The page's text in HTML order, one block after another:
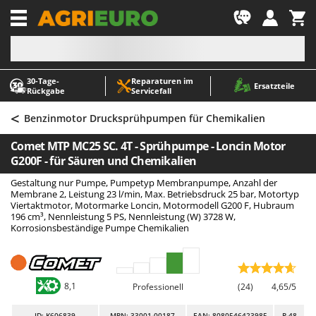
30‑Tage-
Rückgabe
Reparaturen im
Servicefall
Ersatzteile
-1
A
Abbeermaschinen - Traubenmühlen
Abfüllgeräte
Akku Gartenscheren
Akku Gras- und Strauchscheren
Akku-Stichsägen
Allzwecktransporter - Motorschubkarren
Alu-Teleskopleitern
Arbeitsschutzkleidung
Aschesauger
A
ABAC
AgriEuro Premium
AgriEuro TOP-LINE
AGT
Aima
Airmec
AL-KO
Alce
Alpina
< Benzinmotor Drucksprühpumpen für Chemikalien
Comet MTP MC25 SC. 4T - Sprühpumpe - Loncin Motor
G200F - für Säuren und Chemikalien
Gestaltung nur Pumpe, Pumpetyp Membranpumpe, Anzahl der
Membrane 2, Leistung 23 l/min, Max. Betriebsdruck 25 bar, Motortyp
Viertaktmotor, Motormarke Loncin, Motormodell G200 F, Hubraum
196 cm³, Nennleistung 5 PS, Nennleistung (W) 3728 W,
Korrosionsbeständige Pumpe Chemikalien
8,1 Professionell (24) 4,65/5